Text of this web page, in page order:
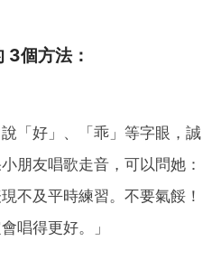
3個方法：
「好」、「乖」等字眼，誠
朋友唱歌走音，可以問她：
不及平時練習。不要氣餒！
唱得更好。」